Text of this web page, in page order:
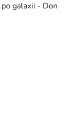
galaxii - Don